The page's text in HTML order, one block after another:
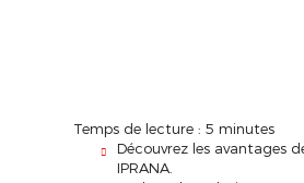
Temps de lecture : 5 minutes
Découvrez les avantages
IPRANA.